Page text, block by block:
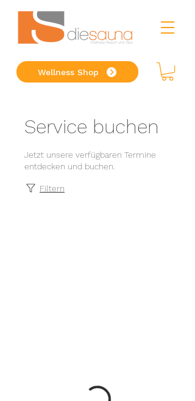
Wellness Shop
Service buchen
Jetzt unsere verfügbaren Termine
entdecken und buchen.
Filtern